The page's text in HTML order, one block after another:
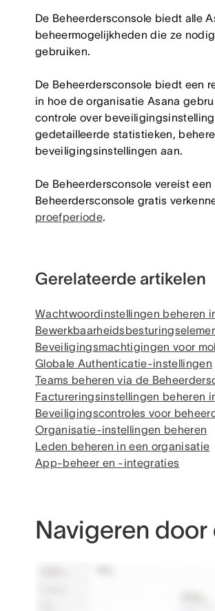
De Beheerdersconsole biedt alle
beheermogelijkheden die ze
gebruiken.
De Beheerdersconsole biedt een
in hoe de organisatie Asana
controle over
gedetailleerde statistieken,
beveiligingsinstellingen aan.
De Beheerdersconsole vereist
Beheerdersconsole gratis
proefperiode.
Gerelateerde artikelen
Wachtwoordinstellingen beheren
Beveiligingsmachtigingen voor
Globale Authenticatie-instellingen
Teams beheren via de
Factureringsinstellingen beheren
Beveiligingscontroles voor
Organisatie-instellingen beheren
Leden beheren in een organisatie
App-beheer en -integraties
Navigeren